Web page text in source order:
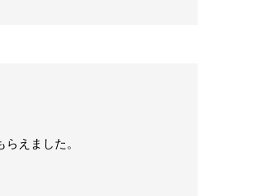
えました。